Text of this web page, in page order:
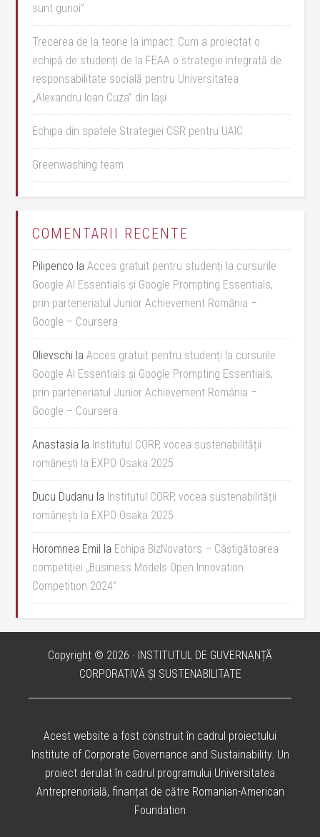
sunt gunoi”
Trecerea de la teorie la impact: Cum a proiectat o
echipă de studenți de la FEAA o strategie integrată de
responsabilitate socială pentru Universitatea
„Alexandru Ioan Cuza” din Iași
Echipa din spatele Strategiei CSR pentru UAIC
Greenwashing team
COMENTARII RECENTE
Pilipenco laAcces gratuit pentru studenți la cursurile
Google AI Essentials și Google Prompting Essentials,
prin parteneriatul Junior Achievement România –
Google – Coursera
Olievschi laAcces gratuit pentru studenți la cursurile
Google AI Essentials și Google Prompting Essentials,
prin parteneriatul Junior Achievement România –
Google – Coursera
Anastasia la Institutul CORP, vocea sustenabilității
românești la EXPO Osaka 2025
Ducu Dudanu la Institutul CORP, vocea sustenabilității
românești la EXPO Osaka 2025
Horomnea Emil la Echipa BizNovators – Câștigătoarea
competiției „Business Models Open Innovation
Competition 2024”
Copyright © 2026 · INSTITUTUL DE GUVERNANȚĂ
CORPORATIVĂ ȘI SUSTENABILITATE
Acest website a fost construit în cadrul proiectului
Institute of Corporate Governance and Sustainability. Un
proiect derulat în cadrul programului Universitatea
Antreprenorială, finanțat de către Romanian-American
Foundation